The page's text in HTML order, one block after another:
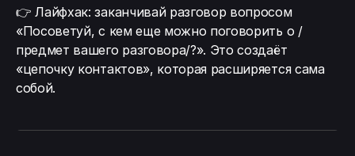
👉 Лайфхак: заканчивай разговор вопросом
«Посоветуй, с кем еще можно поговорить о /
предмет вашего разговора/?». Это создаёт
«цепочку контактов», которая расширяется сама
собой.